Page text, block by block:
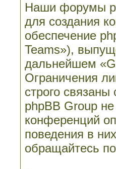
Наши форумы
для создания
обеспечение
Teams»),
дальнейшем
Ограничения
строго
phpBB Group не
конференций
поведения в
обращайтесь